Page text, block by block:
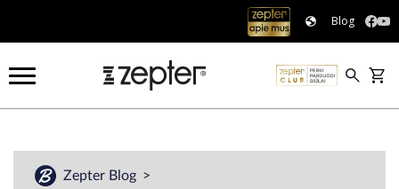
Blog
Zepter Blog